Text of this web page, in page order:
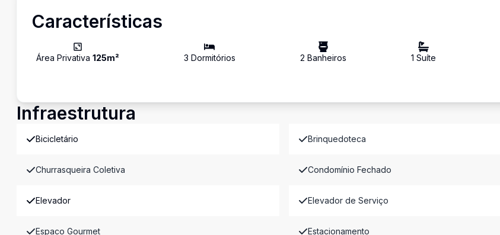
Características
Área Privativa 125m² 3 Dormitórios 2 Banheiros 1 Suíte
Infraestrutura
Bicicletário Brinquedoteca
Churrasqueira Coletiva Condomínio Fechado
Elevador Elevador de Serviço
Espaco Gourmet Estacionamento